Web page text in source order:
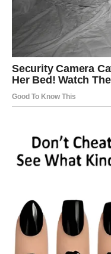
Za Blizance je ovo
ljude i reči. Sreća se
odjednom, već kao niz
susret, razgovor koji
Gde dolazi sreća:
mislima, ali tvoja
ili iz nostalgije.
Ključ sreće: “Biraj
RAK –